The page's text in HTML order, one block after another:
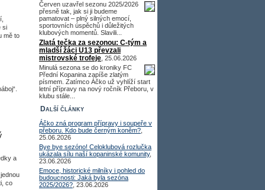
si
mě to
a
co
Červen uzavřel sezonu 2025/2026
přesně tak, jak si ji budeme
pamatovat – plný silných emocí,
sportovních úspěchů i důležitých
klubových momentů. Slavili...
Zlatá tečka za sezonou: C-tým a
mladší žáci U13 převzali
mistrovské trofeje , 25.06.2026
Minulá sezona se do kroniky FC
Přední Kopanina zapíše zlatým
písmem. Zatímco Áčko už vyhlíží start
letní přípravy na nový ročník Přeboru, v
klubu stále...
Další články
Áčko zná program přípravy i soupeře v
přeboru. Kdo bude černým koněm?
25.06.2026
Bye bye sezóno! Celoklubová rozlučka
ukázala sílu naší kopaninské komunity,
23.06.2026
Emoce, historické milníky i pohled do
budoucnosti: Jaká byla sezóna
2025/2026? , 23.06.2026